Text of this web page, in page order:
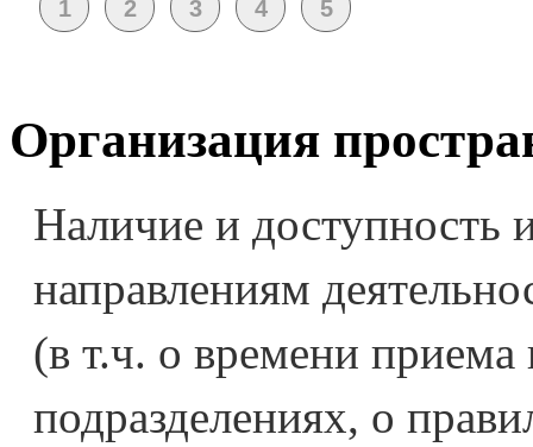
Организация
Наличие и доступность
направлениям
(в т.ч. о времени приема
подразделениях, о